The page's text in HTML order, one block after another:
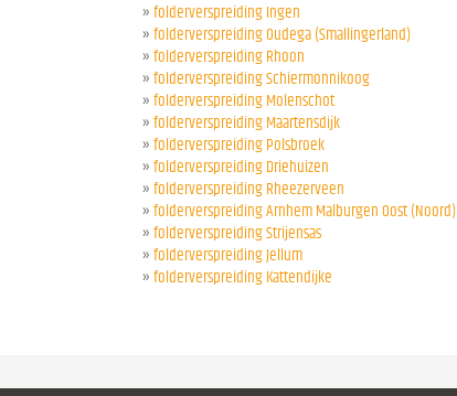
» folderverspreiding Ingen
» folderverspreiding Oudega (Smallingerland)
» folderverspreiding Rhoon
» folderverspreiding Schiermonnikoog
» folderverspreiding Molenschot
» folderverspreiding Maartensdijk
» folderverspreiding Polsbroek
» folderverspreiding Driehuizen
» folderverspreiding Rheezerveen
» folderverspreiding Arnhem Malburgen Oost (Noord)
» folderverspreiding Strijensas
» folderverspreiding Jellum
» folderverspreiding Kattendijke